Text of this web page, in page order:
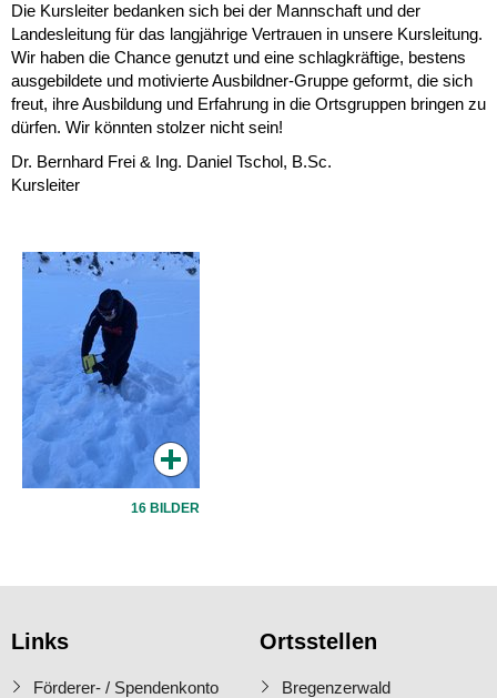
Die Kursleiter bedanken sich bei der Mannschaft und der
Landesleitung für das langjährige Vertrauen in unsere Kursleitung.
Wir haben die Chance genutzt und eine schlagkräftige, bestens
ausgebildete und motivierte Ausbildner-Gruppe geformt, die sich
freut, ihre Ausbildung und Erfahrung in die Ortsgruppen bringen zu
dürfen. Wir könnten stolzer nicht sein!
Dr. Bernhard Frei & Ing. Daniel Tschol, B.Sc.
Kursleiter
16 BILDER
Links
Förderer- / Spendenkonto
Ortsstellen
Bregenzerwald